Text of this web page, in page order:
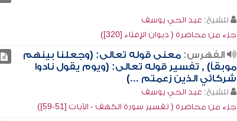
للشيخ: عبد الحي يوسف
جزء من محاضرة ( ديوان الإفتاء [320])
الفهرس: معنى قوله تعالى: (وجعلنا بينهم
موبقاً) , تفسير قوله تعالى: (ويوم يقول نادوا
شركائي الذين زعمتم ...)
للشيخ: عبد الحي يوسف
جزء من محاضرة ( تفسير سورة الكهف - الآيات [51-59])